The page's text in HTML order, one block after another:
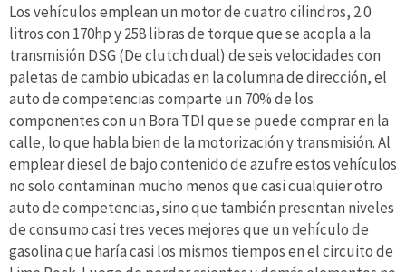
Los vehículos emplean un motor de cuatro cilindros, 2.0
litros con 170hp y 258 libras de torque que se acopla a la
transmisión DSG (De clutch dual) de seis velocidades con
paletas de cambio ubicadas en la columna de dirección, el
auto de competencias comparte un 70% de los
componentes con un Bora TDI que se puede comprar en la
calle, lo que habla bien de la motorización y transmisión. Al
emplear diesel de bajo contenido de azufre estos vehículos
no solo contaminan mucho menos que casi cualquier otro
auto de competencias, sino que también presentan niveles
de consumo casi tres veces mejores que un vehículo de
gasolina que haría casi los mismos tiempos en el circuito de